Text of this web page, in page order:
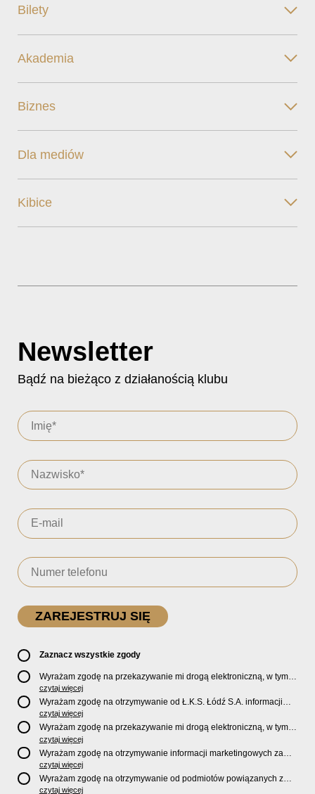
Bilety
Akademia
Biznes
Dla mediów
Kibice
Newsletter
Bądź na bieżąco z działanością klubu
Zaznacz wszystkie zgody
Wyrażam zgodę na przekazywanie mi drogą elektroniczną, w tym
pocztą e-mail, oficjalnego newslettera oraz informacji o zniżkach,
promocjach, nowościach, biletach, karnetach, ofercie sklepu U2
Store oraz serwisu bilety.lkslodz.pl i innych produktach oraz
usługach oferowanych przez Ł.K.S. Łódź S.A.
czytaj więcej
Wyrażam zgodę na otrzymywanie od Ł.K.S. Łódź S.A. informacji
marketingowych dotyczących działalności spółki, ofert, wydarzeń i
produktów za pośrednictwem wiadomości SMS oraz połączeń
telefonicznych.
czytaj więcej
Wyrażam zgodę na przekazywanie mi drogą elektroniczną, w tym
pocztą e-mail, informacji handlowych i marketingowych o
produktach, usługach i działalnościSponsorów i PartnerówŁ.K.S.
Łódź S.A.
czytaj więcej
Wyrażam zgodę na otrzymywanie informacji marketingowych za
pośrednictwem wiadomości SMS oraz połączeń telefonicznych
odSponsorów i PartnerówŁ.K.S. Łódź S.A.
czytaj więcej
Wyrażam zgodę na otrzymywanie od podmiotów powiązanych z
Ł.K.S. Łódź S.A., tj. Fundacji ŁKS oraz Sport Catering sp. z
czytaj więcej